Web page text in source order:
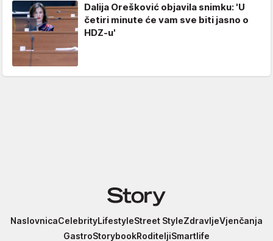
Dalija Orešković objavila snimku: 'U
četiri minute će vam sve biti jasno o
HDZ-u'
Story
NaslovnicaCelebrityLifestyleStreet StyleZdravljeVjenčanja
GastroStorybookRoditeljiSmartlife